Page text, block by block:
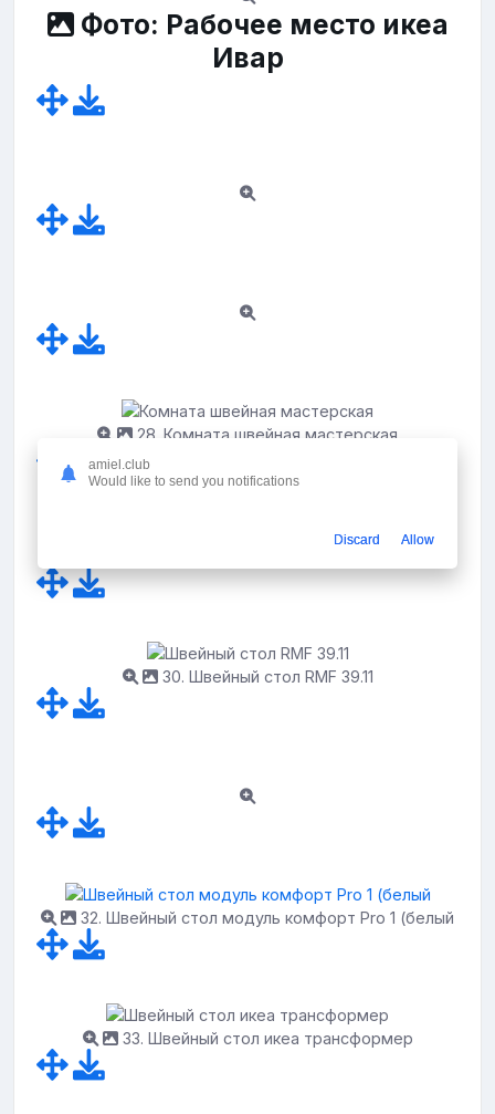
Фото: Рабочее место икеа
Ивар
28. Комната швейная мастерская
30. Швейный стол RMF 39.11
32. Швейный стол модуль комфорт Pro 1 (белый
33. Швейный стол икеа трансформер
amiel.club
Would like to send you notifications
Discard Allow